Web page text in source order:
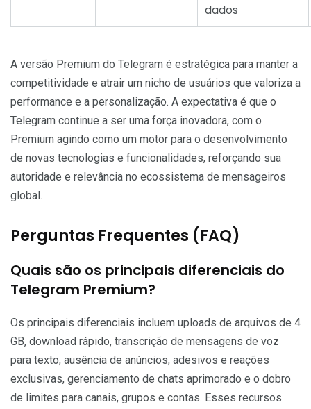
dados
A versão Premium do Telegram é estratégica para manter a
competitividade e atrair um nicho de usuários que valoriza a
performance e a personalização. A expectativa é que o
Telegram continue a ser uma força inovadora, com o
Premium agindo como um motor para o desenvolvimento
de novas tecnologias e funcionalidades, reforçando sua
autoridade e relevância no ecossistema de mensageiros
global.
Perguntas Frequentes (FAQ)
Quais são os principais diferenciais do
Telegram Premium?
Os principais diferenciais incluem uploads de arquivos de 4
GB, download rápido, transcrição de mensagens de voz
para texto, ausência de anúncios, adesivos e reações
exclusivas, gerenciamento de chats aprimorado e o dobro
de limites para canais, grupos e contas. Esses recursos